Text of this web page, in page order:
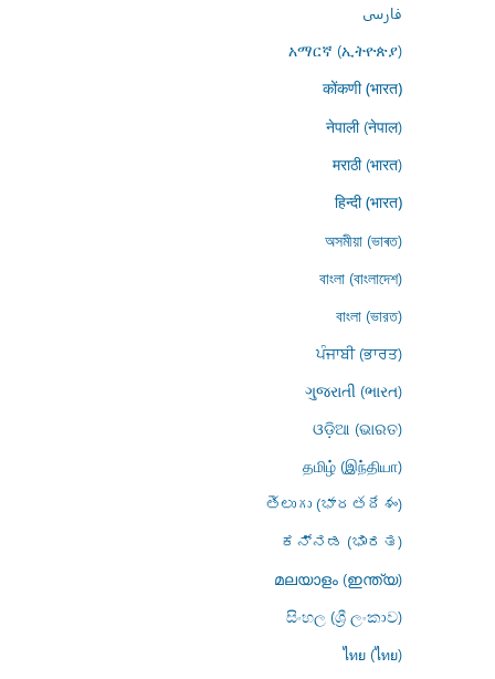
فارسى
አማርኛ (ኢትዮጵያ)
कोंकणी (भारत)
नेपाली (नेपाल)
मराठी (भारत)
हिन्दी (भारत)
অসমীয়া (ভাৰত)
বাংলা (বাংলাদেশ)
বাংলা (ভারত)
ਪੰਜਾਬੀ (ਭਾਰਤ)
ગુજરાતી (ભારત)
ଓଡ଼ିଆ (ଭାରତ)
தமிழ் (இந்தியா)
తెలుగు (భారతదేశం)
ಕನ್ನಡ (ಭಾರತ)
മലയാളം (ഇന്ത്യ)
සිංහල (ශ්‍රී ලංකාව)
ไทย (ไทย)